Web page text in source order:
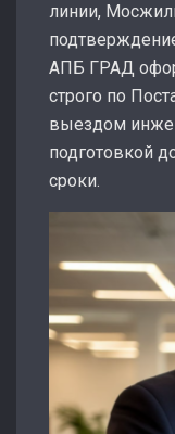
линии,
АПБ ГРАД
строго по
выездом
подготовкой
сроки.